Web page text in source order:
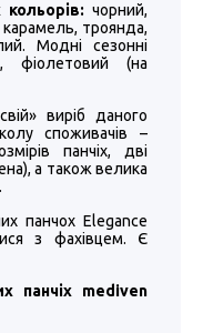
чорний,
троянда,
Модні сезонні
фіолетовий (на
виріб даного
споживачів –
панчіх, дві
а також велика
панчох Elegance
з фахівцем. Є
панчіх mediven